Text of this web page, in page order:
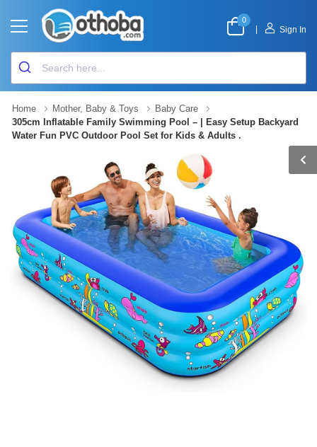
0
Sign In
Home Mother, Baby & Toys
Baby Care
305cm Inflatable Family Swimming Pool – | Easy Setup Backyard
Water Fun PVC Outdoor Pool Set for Kids & Adults .